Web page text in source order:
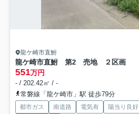
龍ケ崎市直鮒
龍ケ崎市直鮒 第2 売地 ２区画
551万円
- / 202.42㎡ / -
常磐線「龍ケ崎市」駅 徒歩79分
都市ガス 南道路 電気有 陽当り良好